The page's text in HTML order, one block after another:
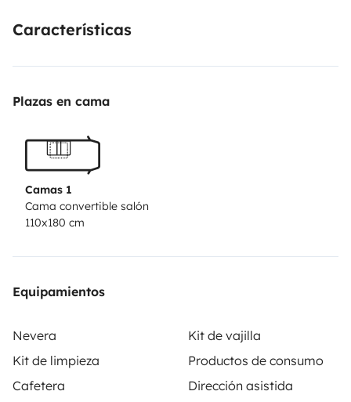
Características
Plazas en cama
Camas 1
Cama convertible salón
110x180 cm
Equipamientos
Nevera
Kit de vajilla
Kit de limpieza
Productos de consumo
Cafetera
Dirección asistida